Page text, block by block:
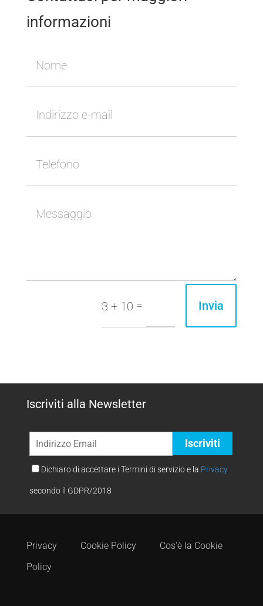
informazioni
3 + 10 = Invia
Iscriviti alla Newsletter
Dichiaro di accettare i Termini di servizio e la Privacy
secondo il GDPR/2018
Privacy Cookie Policy
Cos'è la Cookie
Policy